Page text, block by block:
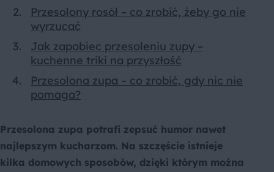
Przesolony rosół – co zrobić, żeby go nie
wyrzucać
Jak zapobiec przesoleniu zupy –
kuchenne triki na przyszłość
Przesolona zupa – co zrobić, gdy nic nie
pomaga?
Przesolona zupa potrafi zepsuć humor nawet
najlepszym kucharzom. Na szczęście istnieje
kilka domowych sposobów, dzięki którym można